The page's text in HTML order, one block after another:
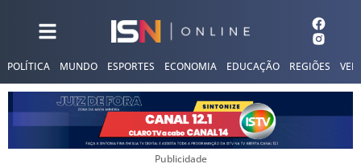
POLÍTICA MUNDO ESPORTES ECONOMIA EDUCAÇÃO REGIÕES
Publicidade